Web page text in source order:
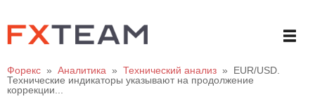
Форекс » Аналитика » Технический анализ »
EUR/USD.
Технические индикаторы указывают на продолжение
коррекции...